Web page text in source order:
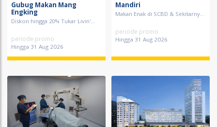
Gubug Makan Mang
Engking
Diskon hingga 20% Tukar Livin'...
periode promo
Hingga 31 Aug 2026
Mandiri
Makan Enak di SCBD & Sekitarny...
periode promo
Hingga 31 Aug 2026